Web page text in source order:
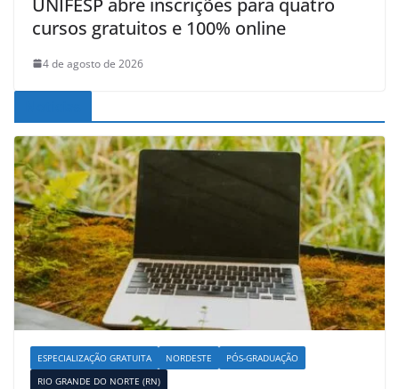
cursos gratuitos e 100% online
4 de agosto de 2026
ESPECIALIZAÇÃO GRATUITA NORDESTE
PÓS-GRADUAÇÃO
RIO GRANDE DO NORTE (RN)